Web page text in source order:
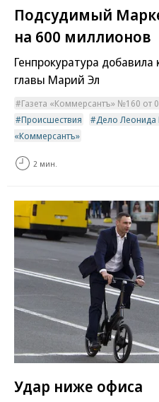
Подсудимый
на 600 миллионов
Генпрокуратура добавила
главы Марий Эл
Газета «Коммерсантъ» №160 от
Происшествия
Дело Леонида
«Коммерсантъ»
2 мин.
Удар ниже офиса